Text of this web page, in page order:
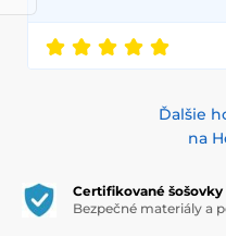
Ďalšie
na
Certifikované šošovky
Bezpečné materiály a